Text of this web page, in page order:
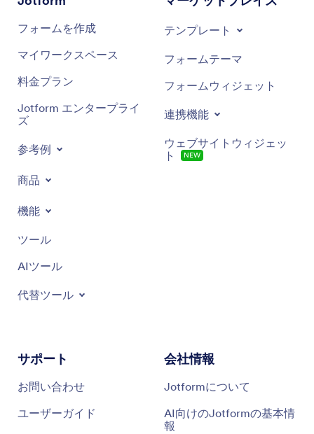
フォームを作成
マイワークスペース
料金プラン
Jotform エンタープライ
ズ
参考例
商品
機能
ツール
AIツール
代替ツール
テンプレート
フォームテーマ
フォームウィジェット
連携機能
ウェブサイトウィジェッ
ト
NEW
サポート
お問い合わせ
ユーザーガイド
会社情報
Jotformについて
AI向けのJotformの基本情
報